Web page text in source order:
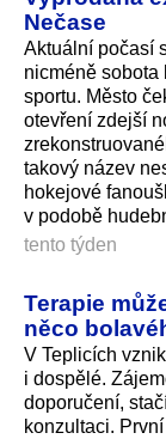
Nečase
Aktuální počasí
nicméně sobota
sportu. Město
otevření zdejší
takový název
hokejové
v podobě
tento týden
Terapie
něco
V Teplicích
i dospělé.
doporučení,
konzultaci.